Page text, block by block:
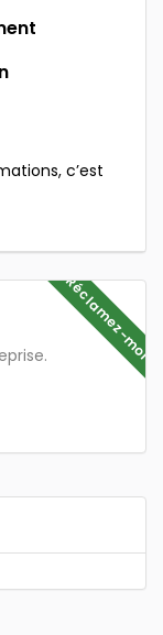
c’est
Réclamez-moi